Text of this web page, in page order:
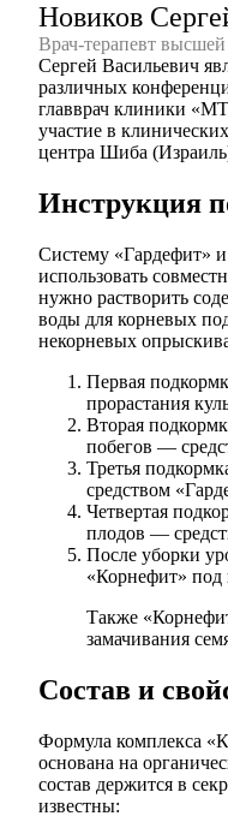
Новиков
Врач-терапевт высшей
Сергей Васильевич
различных
главврач клиники
участие в
центра Шиба
Инструкция
Систему «Гардефит»
использовать
нужно растворить
воды для корневых
некорневых
Первая
прорастания
Вторая
побегов —
Третья
средством
Четвертая
плодов —
После уборки
«Корнефит» под
Также
замачивания
Состав и
Формула комплекса
основана на
состав держится в
известны: